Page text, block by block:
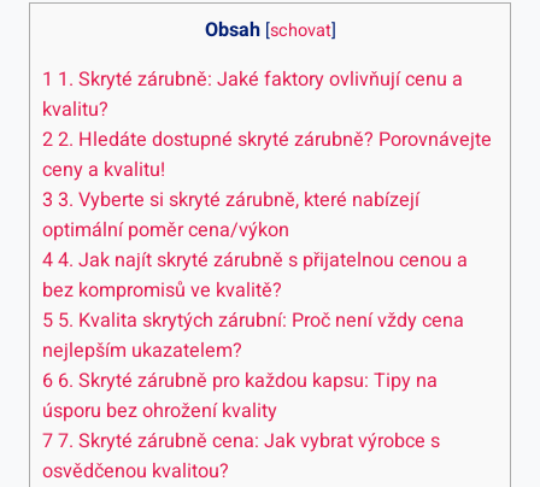
Obsah [schovat]
1 1. Skryté zárubně: Jaké faktory ovlivňují cenu a
kvalitu?
22. Hledáte dostupné skryté zárubně? Porovnávejte
ceny a kvalitu!
3 3. Vyberte si skryté zárubně, které nabízejí
optimální poměr cena/výkon
44. Jak najít skryté zárubně s přijatelnou cenou a
bez kompromisů ve kvalitě?
5 5. Kvalita skrytých zárubní: Proč není vždy cena
nejlepším ukazatelem?
6 6. Skryté zárubně pro každou kapsu: Tipy na
úsporu bez ohrožení kvality
77. Skryté zárubně cena: Jak vybrat výrobce s
osvědčenou kvalitou?